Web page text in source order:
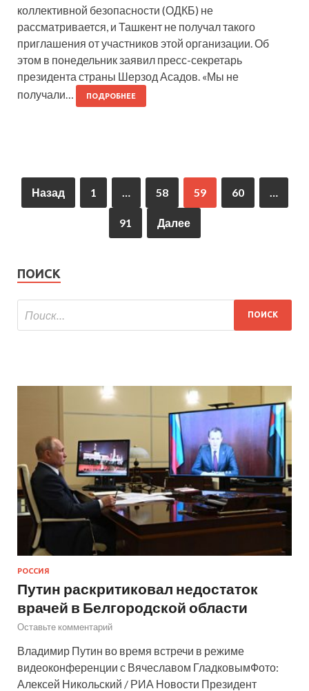
коллективной безопасности (ОДКБ) не
рассматривается, и Ташкент не получал такого
приглашения от участников этой организации. Об
этом в понедельник заявил пресс-секретарь
президента страны Шерзод Асадов. «Мы не
получали…
ПОДРОБНЕЕ
Назад 1 58 59 60
91 Далее
ПОИСК
РОССИЯ
Путин раскритиковал недостаток
врачей в Белгородской области
Оставьте комментарий
Владимир Путин во время встречи в режиме
видеоконференции с Вячеславом ГладковымФото:
Алексей Никольский / РИА Новости Президент